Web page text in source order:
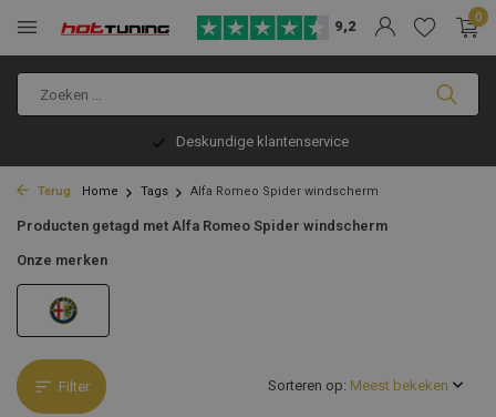
9,2
0
Deskundige klantenservice
Terug Home Tags Alfa Romeo Spider windscherm
Producten getagd met Alfa Romeo Spider windscherm
Onze merken
Filter Sorteren op: